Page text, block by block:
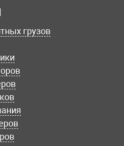
грузов